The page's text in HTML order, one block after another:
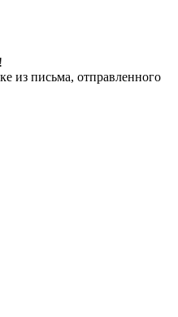
из письма, отправленного